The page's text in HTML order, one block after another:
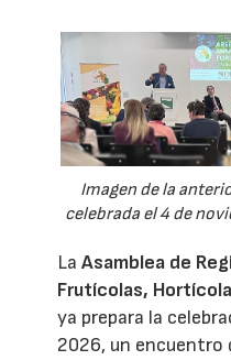
Imagen de la
celebrada el 4 de
LaAsamblea de
Frutícolas,
ya prepara la
2026, un encuentro